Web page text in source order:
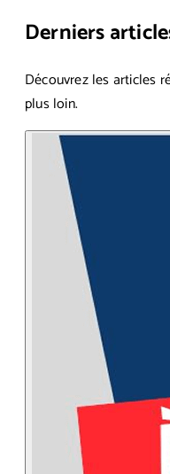
Derniers
Découvrez les articles
plus loin.